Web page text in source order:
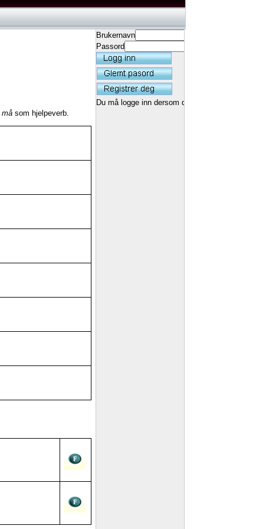
må som hjelpeverb.
Brukernavn
Passord
Du må logge inn dersom du ønsker å få lagret